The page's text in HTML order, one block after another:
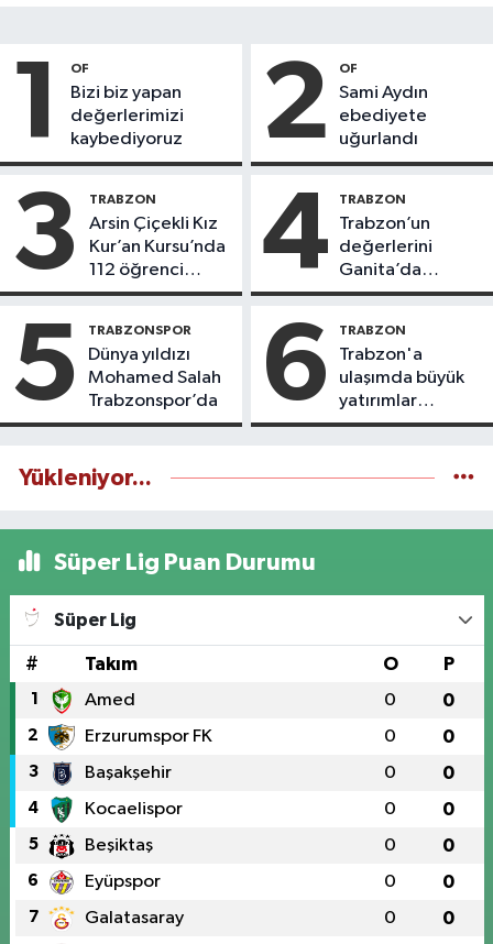
1 OF
Bizi biz yapan
değerlerimizi
kaybediyoruz
2 OF
Sami Aydın
ebediyete
uğurlandı
3 TRABZON
Arsin Çiçekli Kız
Kur’an Kursu’nda
112 öğrenci
icazet aldı
4 TRABZON
Trabzon’un
değerlerini
Ganita’da
yaşatıyoruz
5 TRABZONSPOR
Dünya yıldızı
Mohamed Salah
Trabzonspor’da
6 TRABZON
Trabzon'a
ulaşımda büyük
yatırımlar
yapılıyor
Yükleniyor...
Süper Lig Puan Durumu
Süper Lig
# Takım O P
1 Amed 0 0
2 Erzurumspor FK 0 0
3 Başakşehir 0 0
4 Kocaelispor 0 0
5 Beşiktaş 0 0
6 Eyüpspor 0 0
7 Galatasaray 0 0